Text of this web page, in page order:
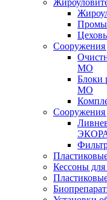
Сооружения
МО
Блоки
МО
Сооружения
Кессоны